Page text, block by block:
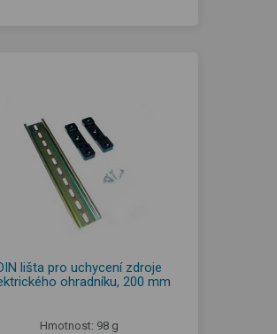
lišta pro uchycení zdroje
ohradníku, 200 mm
Hmotnost: 98 g